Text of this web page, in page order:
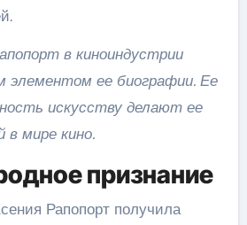
в киноиндустрии
элементом ее биографии. Ее
искусству делают ее
в мире кино.
признание
Рапопорт получила